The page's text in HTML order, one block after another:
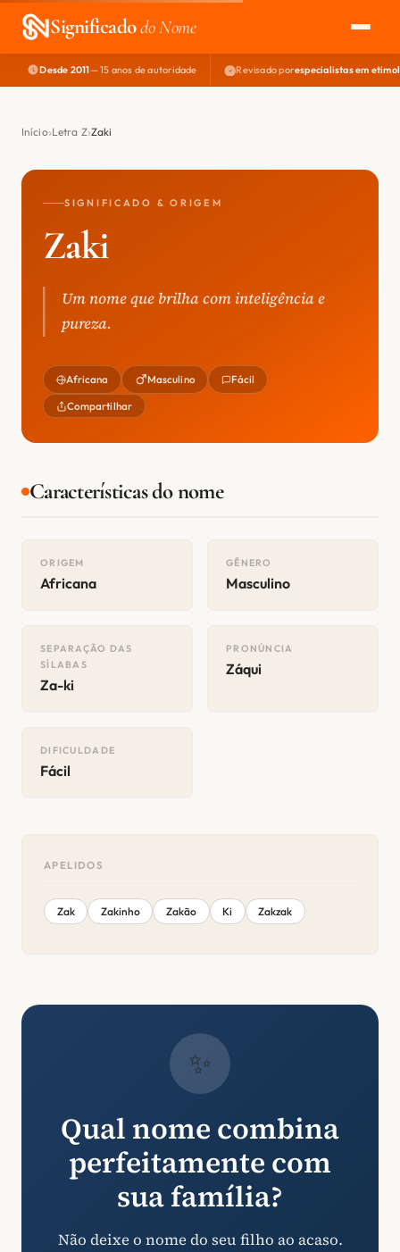
Significadodo Nome
EXPLORAR
NOME PERFEITO
Desde 2011— 15 anos de autoridade Revisado porespecialistas em
Início Letra Z Zaki
SIGNIFICADO & ORIGEM
Zaki
Um nome que brilha com inteligência e
pureza.
Africana Masculino Fácil
Compartilhar
Características do nome
ORIGEM
Africana
GÊNERO
Masculino
SEPARAÇÃO DAS
SÍLABAS
Za-ki
PRONÚNCIA
Záqui
DIFICULDADE
Fácil
APELIDOS
Zak Zakinho Zakão Ki Zakzak
✨
Qual nome combina
perfeitamente com
sua família?
Não deixe o nome do seu filho ao acaso.